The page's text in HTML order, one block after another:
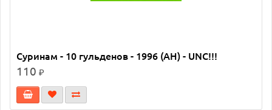
Суринам - 10 гульденов - 1996 (AH) - UNC!!!
110 ₽